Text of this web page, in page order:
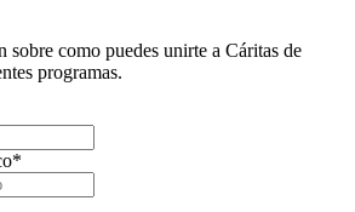
sobre como puedes unirte a Cáritas de
programas.
*